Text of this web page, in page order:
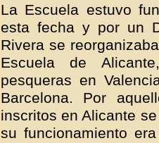
La Escuela estuvo
esta fecha y por un
Rivera se
Escuela de
pesqueras en
Barcelona. Por
inscritos en Alicante
su funcionamiento